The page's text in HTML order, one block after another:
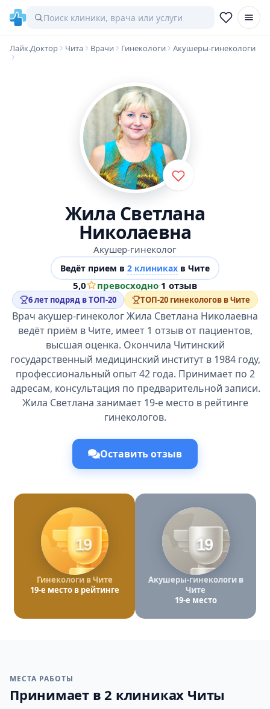
Лайк.Доктор Чита Врачи Гинекологи Акушеры-гинекологи
Жила Светлана
Николаевна
Акушер-гинеколог
Ведёт прием в 2 клиниках в Чите
5,0 превосходно·1 отзыв
6 лет подряд в ТОП-20 ТОП-20 гинекологов в Чите
Врач акушер-гинеколог Жила Светлана Николаевна
ведёт приём в Чите, имеет 1 отзыв от пациентов,
высшая оценка. Окончила Читинский
государственный медицинский институт в 1984 году,
профессиональный опыт 42 года. Принимает по 2
адресам, консультация по предварительной записи.
Жила Светлана занимает 19-е место в рейтинге
гинекологов.
Оставить отзыв
19
Гинекологи в Чите
19-е место в рейтинге
19
Акушеры-гинекологи в
Чите
19-е место
МЕСТА РАБОТЫ
Принимает в 2 клиниках Читы